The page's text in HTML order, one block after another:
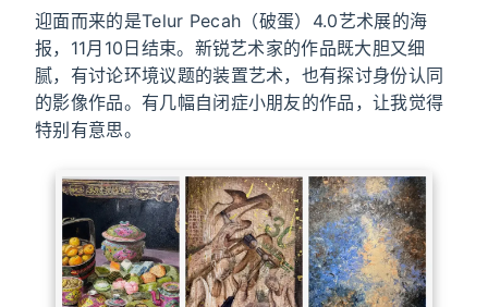
迎面而来的是Telur Pecah（破蛋）4.0艺术展的海
报，11月10日结束。新锐艺术家的作品既大胆又细
腻，有讨论环境议题的装置艺术，也有探讨身份认同
的影像作品。有几幅自闭症小朋友的作品，让我觉得
特别有意思。